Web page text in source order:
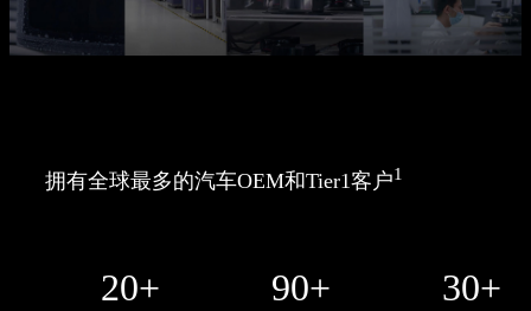
拥有全球最多的汽车OEM和Tier1客户1
20+ 90+ 30+